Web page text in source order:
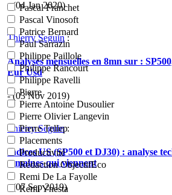
Pascal Franchet
Pascal Vinosoft
Patrice Bernard
Paul Sarrazin
Philippe Paillole
Philippe Rancourt
Philippe Ravelli
Pierre
Pierre Antoine Dusoulier
Pierre Olivier Langevin
Pierre Tellep
Placements
Productivité
Rédaction ObjectifEco
Remi De La Fayolle
Remi Ynesta
- (04 Jan 2020)
Thierry Seguin:
Analyses mensuelles en 8mn sur :
Eur Usd
- (03 Nov 2019)
Thierry Seguin:
Indices US (SP500 et DJ30) : analyse
semaines qui viennent
- (07 Sep 2019)